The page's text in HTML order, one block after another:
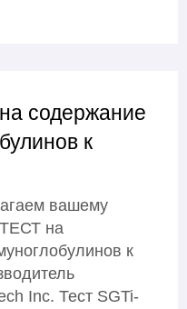
содержание
к
вашему
на
к
Inc. Тест SGTi-